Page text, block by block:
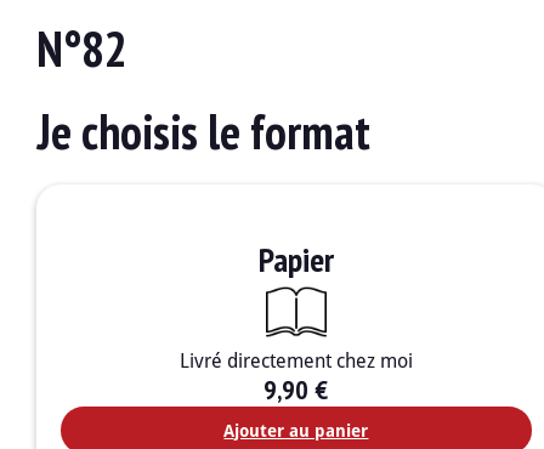
N°82
Je choisis le format
Papier
Livré directement chez moi
9,90€
Ajouter au panier